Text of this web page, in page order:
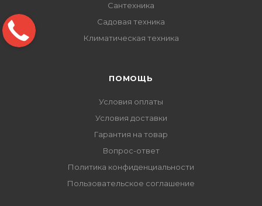
Сантехника
Садовая техника
Климатическая техника
ПОМОЩЬ
Условия оплаты
Условия доставки
Гарантия на товар
Вопрос-ответ
Политика конфиденциальности
Пользовательское соглашение